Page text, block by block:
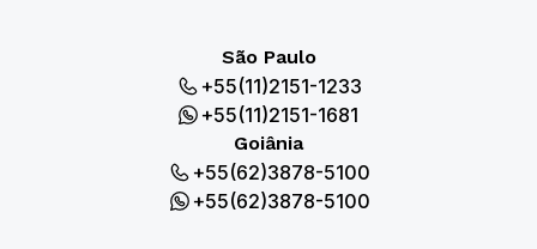
São Paulo
+55(11)2151-1233
+55(11)2151-1681
Goiânia
+55(62)3878-5100
+55(62)3878-5100